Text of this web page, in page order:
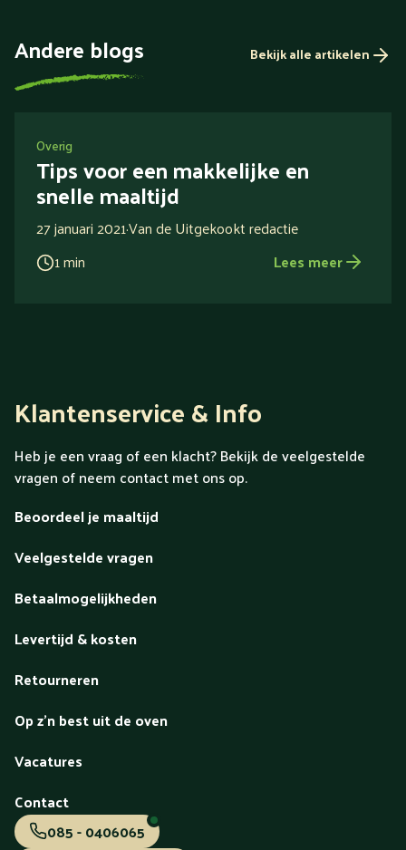
Andere blogs Bekijk alle artikelen
Overig
Tips voor een makkelijke en
snelle maaltijd
27 januari 2021·Van de Uitgekookt redactie
1 min
Lees meer
Klantenservice & Info
Heb je een vraag of een klacht? Bekijk de veelgestelde
vragen of neem contact met ons op.
Beoordeel je maaltijd
Veelgestelde vragen
Betaalmogelijkheden
Levertijd & kosten
Retourneren
Op z'n best uit de oven
Vacatures
Contact
085 - 0406065